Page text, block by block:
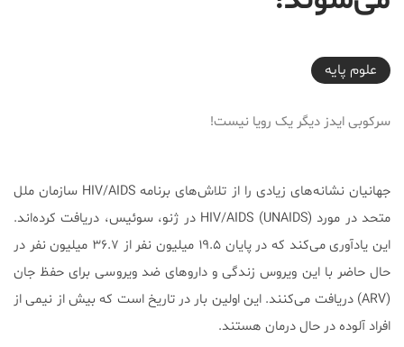
2017-07-25T13:00:51+04:30
علوم پايه
سرکوبی ایدز دیگر یک رویا نیست!
جهانیان نشانه‌های زیادی را از تلاش‌های برنامه HIV/AIDS سازمان ملل
متحد در مورد (HIV/AIDS (UNAIDS در ژنو، سوئیس، دریافت کرده‌اند.
این یادآوری می‌کند که در پایان ۱۹.۵ میلیون نفر از ۳۶.۷ میلیون نفر در
حال حاضر با این ویروس زندگی و داروهای ضد ویروسی برای حفظ جان
(ARV) دریافت می‌کنند. این اولین بار در تاریخ است که بیش از نیمی از
افراد آلوده در حال درمان هستند.